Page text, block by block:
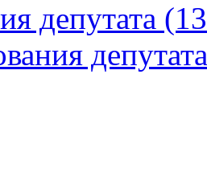
депутата
депутата